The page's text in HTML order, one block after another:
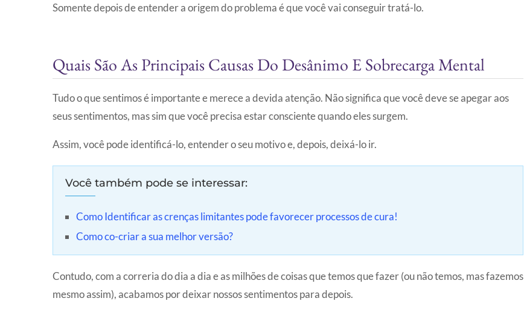
Somente depois de entender a origem do problema é que você vai conseguir tratá-lo.
Quais São As Principais Causas Do Desânimo E Sobrecarga Mental
Tudo o que sentimos é importante e merece a devida atenção. Não significa que você deve se apegar aos
seus sentimentos, mas sim que você precisa estar consciente quando eles surgem.
Assim, você pode identificá-lo, entender o seu motivo e, depois, deixá-lo ir.
Você também pode se interessar:
Como Identificar as crenças limitantes pode favorecer processos de cura!
Como co-criar a sua melhor versão?
Contudo, com a correria do dia a dia e as milhões de coisas que temos que fazer (ou não temos, mas fazemos
mesmo assim), acabamos por deixar nossos sentimentos para depois.